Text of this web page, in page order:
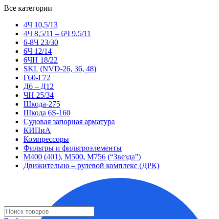
Все категории
4Ч 10,5/13
4Ч 8,5/11 – 6Ч 9.5/11
6-8Ч 23/30
6Ч 12/14
6ЧН 18/22
SKL (NVD-26, 36, 48)
Г60-Г72
Д6 – Д12
ЧН 25/34
Шкода-275
Шкода 6S-160
Судовая запорная арматура
КИПиА
Компрессоры
Фильтры и фильтроэлементы
М400 (401), М500, М756 (“Звезда”)
Движительно – рулевой комплекс (ДРК)